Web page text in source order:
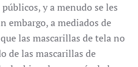
y a menudo se les
embargo, a mediados de
las mascarillas de tela no
de las mascarillas de